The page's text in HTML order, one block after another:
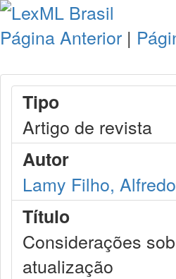
Página Anterior |
Tipo
Artigo de revista
Autor
Lamy Filho, Alfredo
Título
Considerações
atualização